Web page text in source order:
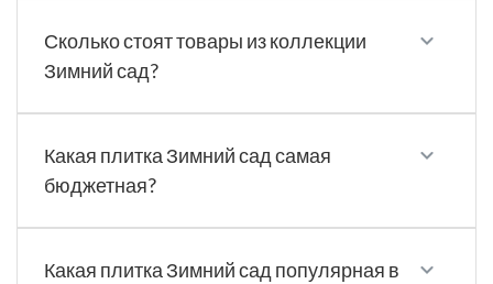
Сколько стоят товары из коллекции
Зимний сад?
Какая плитка Зимний сад самая
бюджетная?
Какая плитка Зимний сад популярная в